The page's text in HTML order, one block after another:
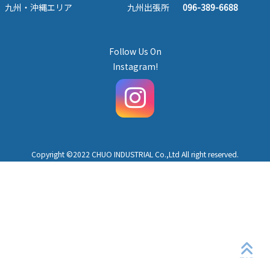
九州・沖縄エリア
九州出張所 096-389-6688
Follow Us On
Instagram!
Copyright ©2022 CHUO INDUSTRIAL Co.,Ltd All right reserved.